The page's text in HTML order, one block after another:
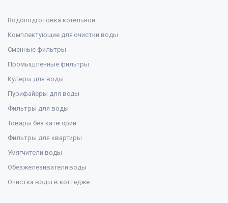
Водоподготовка котельной
Комплектующие для очистки воды
Сменные фильтры
Промышленные фильтры
Кулеры для воды
Пурифайеры для воды
Фильтры для воды
Товары без категории
Фильтры для квартиры
Умягчители воды
Обезжелезиватели воды
Очистка воды в коттедже